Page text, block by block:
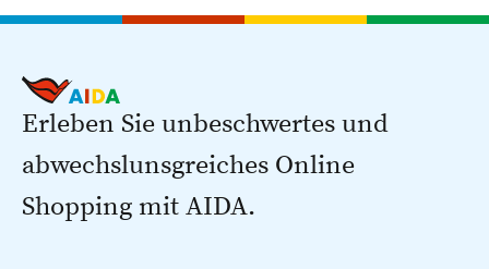
Erleben Sie unbeschwertes und
abwechslunsgreiches Online
Shopping mit AIDA.